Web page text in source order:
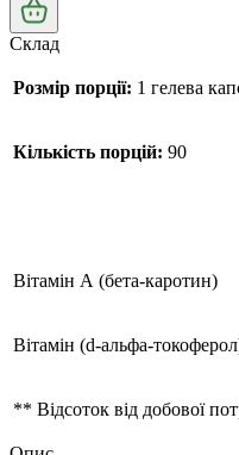
Склад
Розмір порції: 1 гелева
Кількість порцій: 90
Вітамін А (бета-каротин)
Вітамін (d-альфа-
** Відсоток від добової